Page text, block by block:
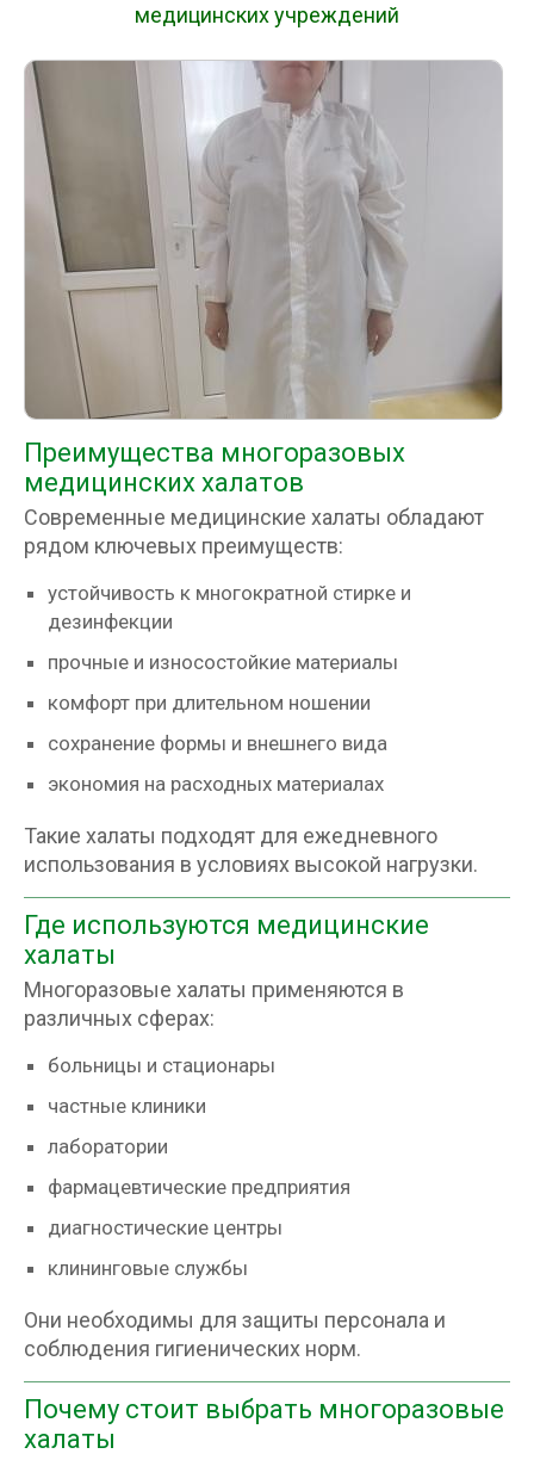
медицинских учреждений
Преимущества многоразовых
медицинских халатов
Современные медицинские халаты обладают
рядом ключевых преимуществ:
устойчивость к многократной стирке и
дезинфекции
прочные и износостойкие материалы
комфорт при длительном ношении
сохранение формы и внешнего вида
экономия на расходных материалах
Такие халаты подходят для ежедневного
использования в условиях высокой нагрузки.
Где используются медицинские
халаты
Многоразовые халаты применяются в
различных сферах:
больницы и стационары
частные клиники
лаборатории
фармацевтические предприятия
диагностические центры
клининговые службы
Они необходимы для защиты персонала и
соблюдения гигиенических норм.
Почему стоит выбрать многоразовые
халаты